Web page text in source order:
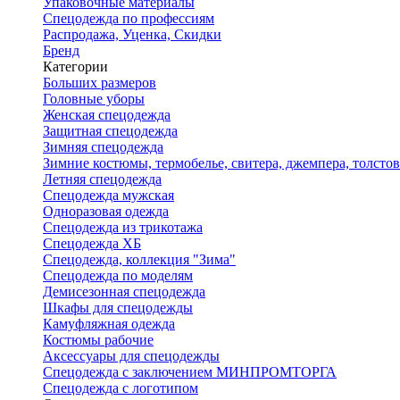
Спецодежда по профессиям
Распродажа, Уценка, Скидки
Бренд
Категории
Больших размеров
Головные уборы
Женская спецодежда
Защитная спецодежда
Зимняя спецодежда
Зимние костюмы, термобелье, свитера, джемпера,
Летняя спецодежда
Спецодежда мужская
Одноразовая одежда
Спецодежда из трикотажа
Спецодежда ХБ
Спецодежда, коллекция "Зима"
Спецодежда по моделям
Демисезонная спецодежда
Шкафы для спецодежды
Камуфляжная одежда
Костюмы рабочие
Аксессуары для спецодежды
Спецодежда с заключением МИНПРОМТОРГА
Спецодежда с логотипом